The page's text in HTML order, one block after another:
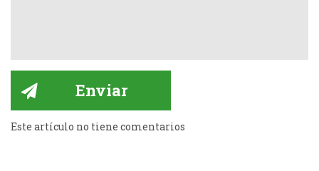
Este artículo no tiene comentarios